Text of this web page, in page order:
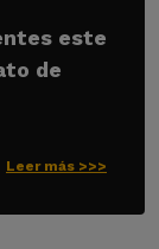
este
de
Leer más >>>